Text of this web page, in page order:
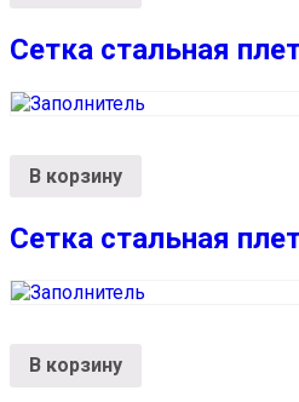
Сетка стальная
В корзину
Сетка стальная
В корзину